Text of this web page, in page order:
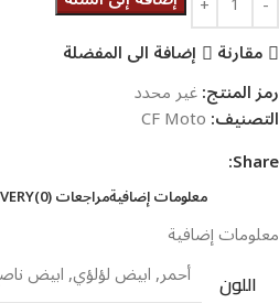
مقارنة
إضافة الى المفضلة
رمز المنتج:غير محدد
التصنيف:CF Moto
Share:
معلومات إضافيةمراجعات (0)
معلومات إضافية
اللون أحمر,ابيض لؤلؤي,ابيض